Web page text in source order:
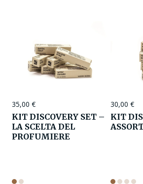
35,00 €
KIT DISCOVERY SET –
LA SCELTA DEL
PROFUMIERE
30,00 €
KIT